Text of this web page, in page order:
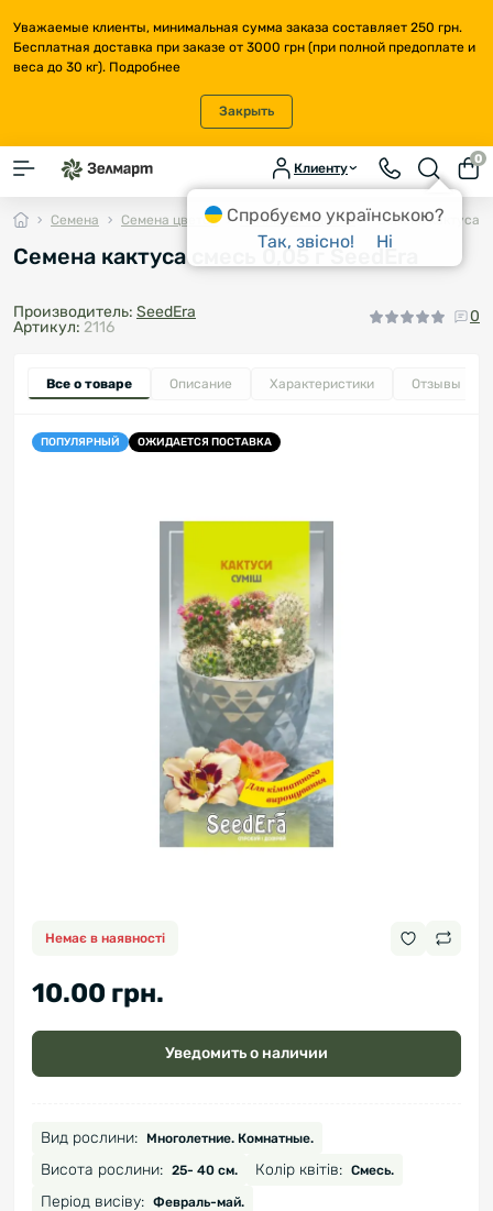
Уважаемые клиенты, минимальная сумма заказа составляет 250 грн.
Бесплатная доставка при заказе от 3000 грн (при полной предоплате и
веса до 30 кг). Подробнее
Закрыть
Клиенту
0
Семена Семена цветов Комнатные цветы Семена кактуса
Семена кактуса смесь 0,05 г SeedEra
Производитель: SeedEra
Артикул: 2116
0
Все о товаре Описание Характеристики Отзывы
ПОПУЛЯРНЫЙ ОЖИДАЕТСЯ ПОСТАВКА
Немає в наявності
10.00 грн.
Уведомить о наличии
Вид рослини: Многолетние. Комнатные.
Висота рослини: 25- 40 см. Колір квітів: Смесь.
Період висіву: Февраль-май.
Спробуємо українською?
Так, звісно!
Ні